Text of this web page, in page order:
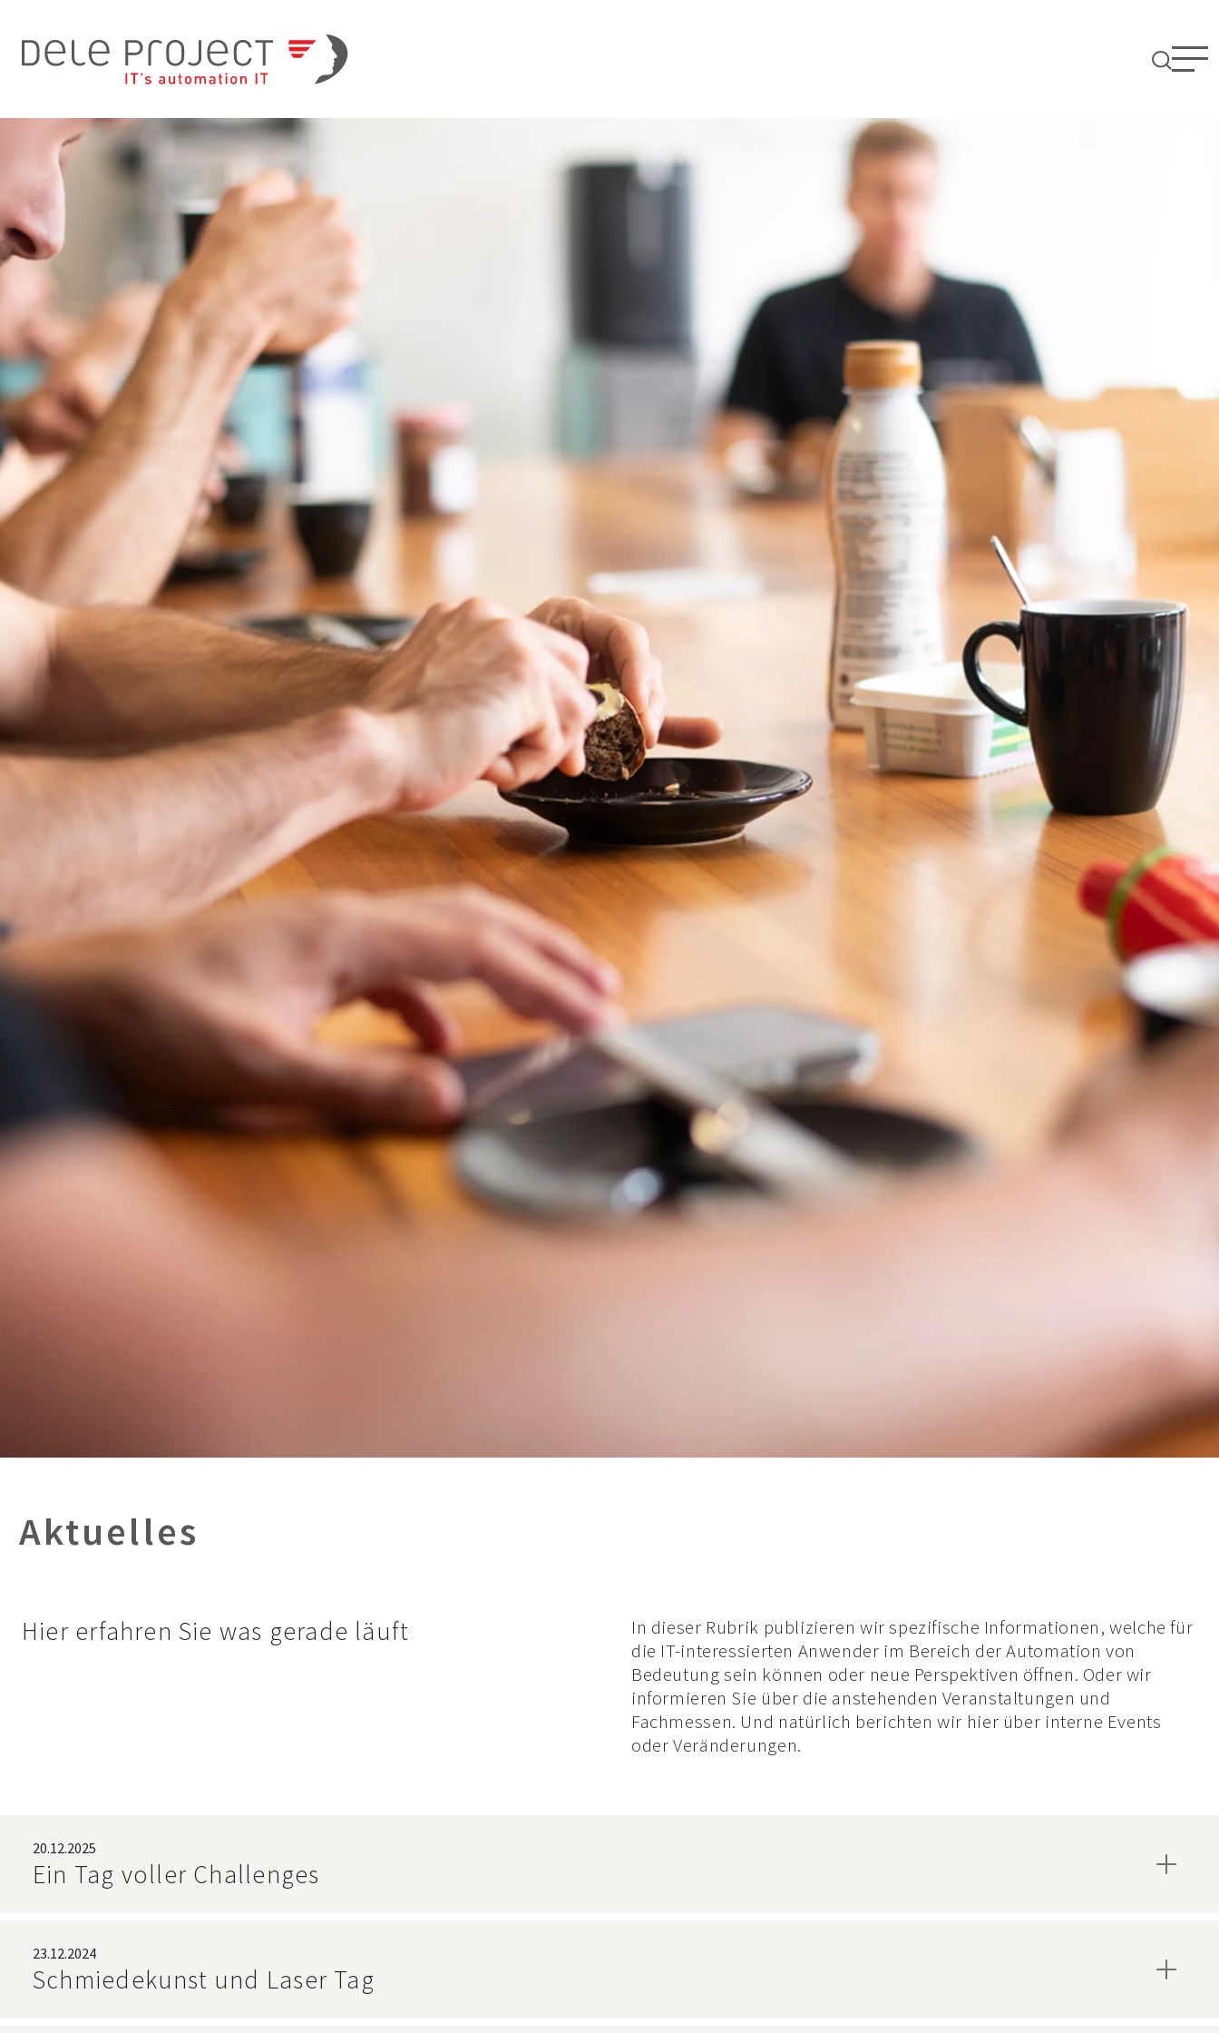
Aktuelles
Hier erfahren Sie was gerade läuft
In dieser Rubrik publizieren wir spezifische Informationen, welche für
die IT-interessierten Anwender im Bereich der Automation von
Bedeutung sein können oder neue Perspektiven öffnen. Oder wir
informieren Sie über die anstehenden Veranstaltungen und
Fachmessen. Und natürlich berichten wir hier über interne Events
oder Veränderungen.
20.12.2025
Ein Tag voller Challenges
23.12.2024
Schmiedekunst und Laser Tag